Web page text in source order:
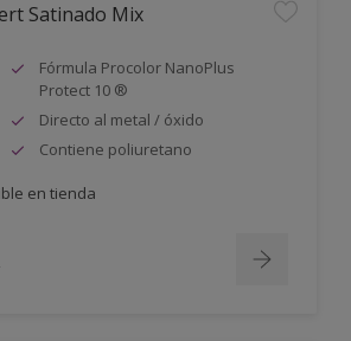
Satinado Mix
Fórmula Procolor NanoPlus
Protect 10 ®
Directo al metal / óxido
Contiene poliuretano
en tienda